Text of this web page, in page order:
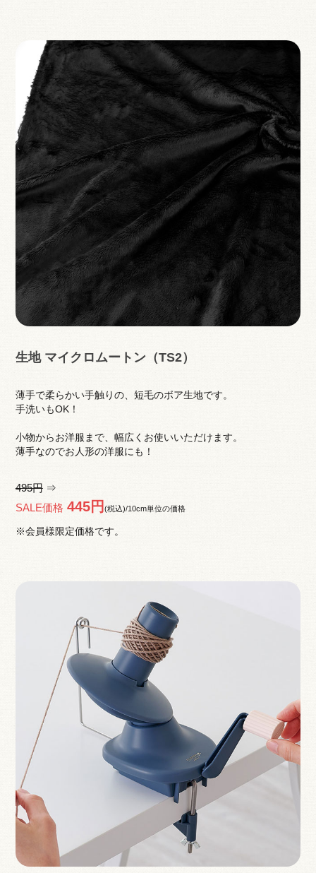
生地 マイクロムートン（TS2）
薄手で柔らかい手触りの、短毛のボア生地です。
手洗いもOK！
小物からお洋服まで、幅広くお使いいただけます。
薄手なのでお人形の洋服にも！
495円⇒
SALE価格 445円 (税込)/10cm単位の価格
※会員様限定価格です。